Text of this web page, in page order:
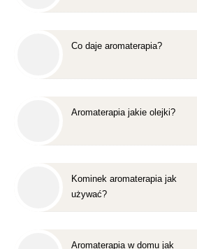
Co daje aromaterapia?
Aromaterapia jakie olejki?
Kominek aromaterapia jak
używać?
Aromaterapia w domu jak